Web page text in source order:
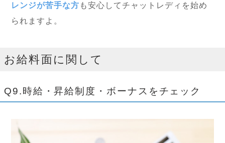
レンジが苦手な方 も安心してチャットレディを始め
られますよ。
お給料面に関して
Q9.時給・昇給制度・ボーナスをチェック